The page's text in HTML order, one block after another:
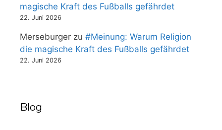
magische Kraft des Fußballs gefährdet
22. Juni 2026
Merseburger zu #Meinung: Warum Religion
die magische Kraft des Fußballs gefährdet
22. Juni 2026
Blog